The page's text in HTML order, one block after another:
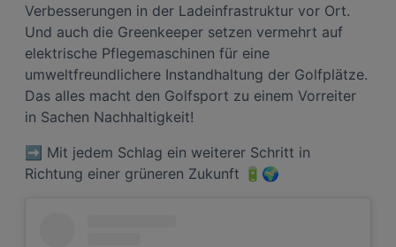
Verbesserungen in der Ladeinfrastruktur vor Ort.
Und auch die Greenkeeper setzen vermehrt auf
elektrische Pflegemaschinen für eine
umweltfreundlichere Instandhaltung der Golfplätze.
Das alles macht den Golfsport zu einem Vorreiter
in Sachen Nachhaltigkeit!
➡ Mit jedem Schlag ein weiterer Schritt in
Richtung einer grüneren Zukunft 🔋🌍
Mit Klick auf „Zustimmen & fortfahren“ willigen Sie in die Verwendung
von unseren Cookies und auch von Drittanbietern (auch aus USA) ein.
Widerspruch gegen die Verarbeitung auf der Grundlage berechtigter
Interessen einlegen. Klicken Sie dazu auf „Cookie Einstellungen“, die sich auf
jeder Seite unten im Footer befinden.
Link zur Datenschutzrichtlinie